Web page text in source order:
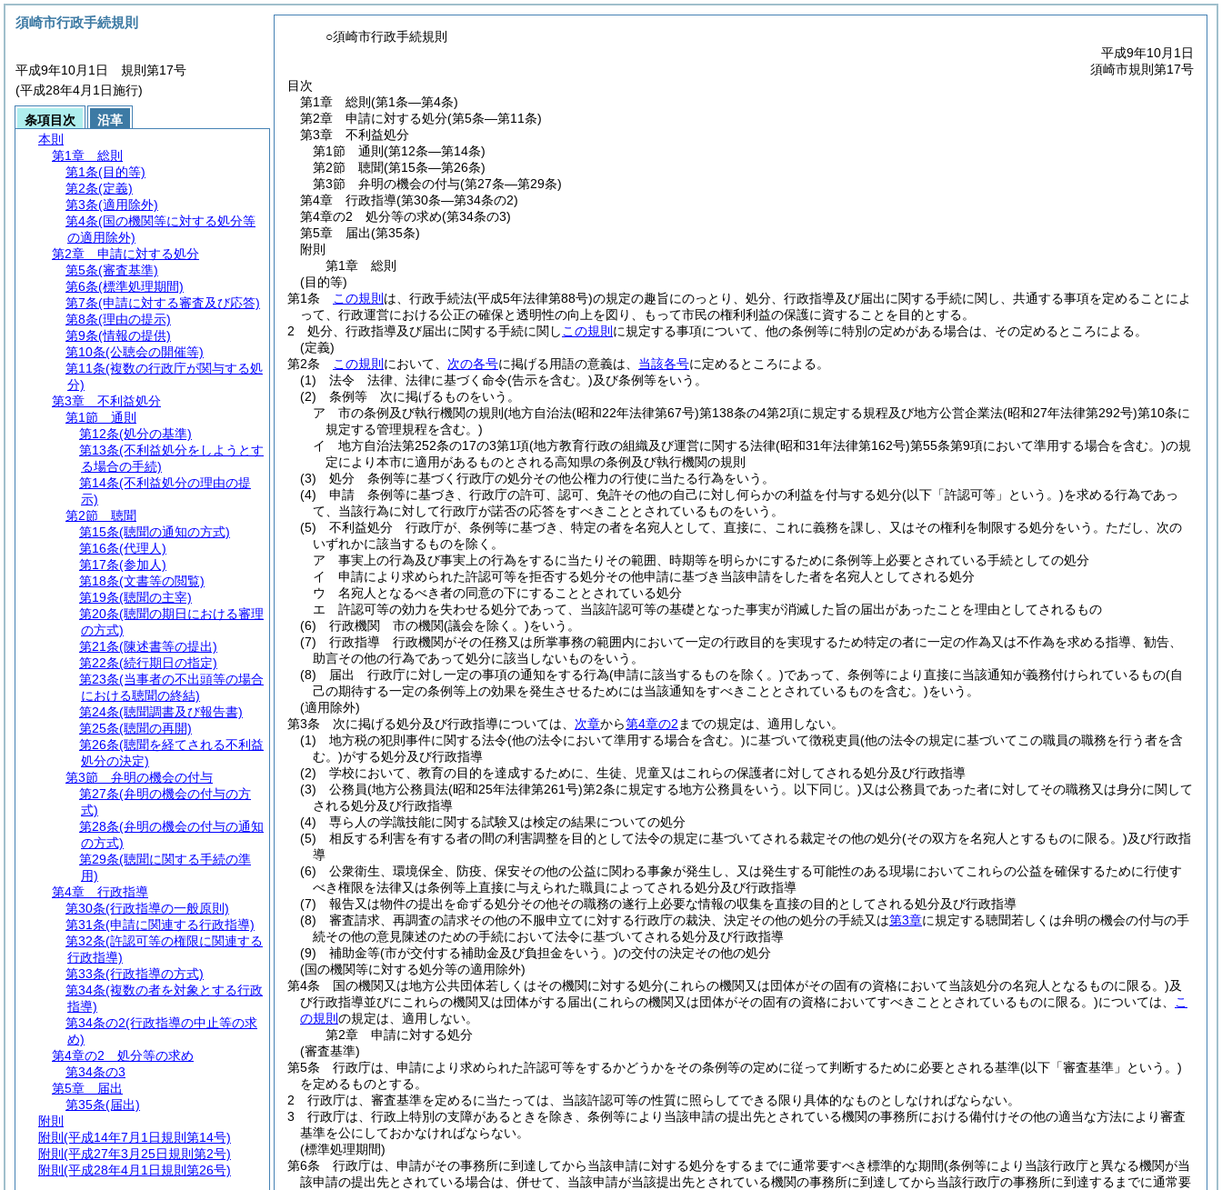
○須崎市行政手続規則
平成9年10月1日
須崎市規則第17号
目次
第1章
総則 (第1条―第4条)
第2章
申請に対する処分(第5条―第11条)
第3章
不利益処分
第1節
通則 (第12条―第14条)
第2節
聴聞(第15条―第26条)
第3節
弁明の機会の付与(第27条―第29条)
第4章
行政指導(第30条―第34条の2)
第4章の2
処分等の求め(第34条の3)
第5章
届出(第35条)
附則
第1章
総則
(目的等)
第1条
この規則 は、行政手続法(平成5年法律第88号)の規定の趣旨にのっとり、処分、行政指導及び届出に関する手続に関し、共通する事項を定めることによ
って、行政運営における公正の確保と透明性の向上を図り、もって市民の権利利益の保護に資することを目的とする。
2
処分、行政指導及び届出に関する手続に関し この規則 に規定する事項について、他の条例等に特別の定めがある場合は、その定めるところによる。
(定義)
第2条
この規則 において、 次の各号に掲げる用語の意義は、 当該各号に定めるところによる。
(1)
法令 法律、法律に基づく命令(告示を含む。)及び条例等をいう。
(2)
条例等 次に掲げるものをいう。
ア
市の条例及び執行機関の規則 (地方自治法(昭和22年法律第67号)第138条の4第2項に規定する規程及び地方公営企業法(昭和27年法律第292号)第10条に
規定する管理規程を含む。)
イ
地方自治法第252条の17の3第1項(地方教育行政の組織及び運営に関する法律(昭和31年法律第162号)第55条第9項において準用する場合を含む。)の規
定により本市に適用があるものとされる高知県の条例及び執行機関の規則
(3)
処分 条例等に基づく行政庁の処分その他公権力の行使に当たる行為をいう。
(4)
申請 条例等に基づき、行政庁の許可、認可、免許その他の自己に対し何らかの利益を付与する処分(以下「許認可等」という。)を求める行為であっ
て、当該行為に対して行政庁が諾否の応答をすべきこととされているものをいう。
(5)
不利益処分 行政庁が、条例等に基づき、特定の者を名宛人として、直接に、これに義務を課し、又はその権利を制限する処分をいう。 ただし、次の
いずれかに該当するものを除く。
ア
事実上の行為及び事実上の行為をするに当たりその範囲、時期等を明らかにするために条例等上必要とされている手続としての処分
イ
申請により求められた許認可等を拒否する処分その他申請に基づき当該申請をした者を名宛人としてされる処分
ウ
名宛人となるべき者の同意の下にすることとされている処分
エ
許認可等の効力を失わせる処分であって、当該許認可等の基礎となった事実が消滅した旨の届出があったことを理由としてされるもの
(6)
行政機関 市の機関(議会を除く。)をいう。
(7)
行政指導 行政機関がその任務又は所掌事務の範囲内において一定の行政目的を実現するため特定の者に一定の作為又は不作為を求める指導、勧告、
助言その他の行為であって処分に該当しないものをいう。
(8)
届出 行政庁に対し一定の事項の通知をする行為(申請に該当するものを除く。)であって、条例等により直接に当該通知が義務付けられているもの(自
己の期待する一定の条例等上の効果を発生させるためには当該通知をすべきこととされているものを含む。)をいう。
(適用除外)
第3条
次に掲げる処分及び行政指導については、 次章から第4章の2 までの規定は、適用しない。
(1)
地方税の犯則事件に関する法令(他の法令において準用する場合を含む。)に基づいて徴税吏員(他の法令の規定に基づいてこの職員の職務を行う者を含
む。)がする処分及び行政指導
(2)
学校において、教育の目的を達成するために、生徒、児童又はこれらの保護者に対してされる処分及び行政指導
(3)
公務員(地方公務員法(昭和25年法律第261号)第2条に規定する地方公務員をいう。以下同じ。)又は公務員であった者に対してその職務又は身分に関して
される処分及び行政指導
(4)
専ら人の学識技能に関する試験又は検定の結果についての処分
(5)
相反する利害を有する者の間の利害調整を目的として法令の規定に基づいてされる裁定その他の処分(その双方を名宛人とするものに限る。)及び行政指
導
(6)
公衆衛生、環境保全、防疫、保安その他の公益に関わる事象が発生し、又は発生する可能性のある現場においてこれらの公益を確保するために行使す
べき権限を法律又は条例等上直接に与えられた職員によってされる処分及び行政指導
(7)
報告又は物件の提出を命ずる処分その他その職務の遂行上必要な情報の収集を直接の目的としてされる処分及び行政指導
(8)
審査請求、再調査の請求その他の不服申立てに対する行政庁の裁決、決定その他の処分の手続又は第3章に規定する聴聞若しくは弁明の機会の付与の手
続その他の意見陳述のための手続において法令に基づいてされる処分及び行政指導
(9)
補助金等(市が交付する補助金及び負担金をいう。)の交付の決定その他の処分
(国の機関等に対する処分等の適用除外)
第4条
国の機関又は地方公共団体若しくはその機関に対する処分(これらの機関又は団体がその固有の資格において当該処分の名宛人となるものに限る。)及
び行政指導並びにこれらの機関又は団体がする届出(これらの機関又は団体がその固有の資格においてすべきこととされているものに限る。)については、
こ
の規則 の規定は、適用しない。
第2章
申請に対する処分
(審査基準)
第5条
行政庁は、申請により求められた許認可等をするかどうかをその条例等の定めに従って判断するために必要とされる基準(以下「審査基準」という。)
を定めるものとする。
2
行政庁は、審査基準を定めるに当たっては、当該許認可等の性質に照らしてできる限り具体的なものとしなければならない。
3
行政庁は、行政上特別の支障があるときを除き、条例等により当該申請の提出先とされている機関の事務所における備付けその他の適当な方法により審査
基準を公にしておかなければならない。
(標準処理期間)
第6条
行政庁は、申請がその事務所に到達してから当該申請に対する処分をするまでに通常要すべき標準的な期間(条例等により当該行政庁と異なる機関が当
該申請の提出先とされている場合は、併せて、当該申請が当該提出先とされている機関の事務所に到達してから当該行政庁の事務所に到達するまでに通常要
須崎市行政手続規則
平成9年10月1日 規則第17号
(平成28年4月1日施行)
条項目次
沿革
本則
第1章
総則
第1条(目的等)
第2条(定義)
第3条(適用除外)
第4条(国の機関等に対する処分等
の適用除外)
第2章
申請に対する処分
第5条(審査基準)
第6条(標準処理期間)
第7条(申請に対する審査及び応答)
第8条(理由の提示)
第9条(情報の提供)
第10条(公聴会の開催等)
第11条(複数の行政庁が関与する処
分)
第3章
不利益処分
第1節
通則
第12条(処分の基準)
第13条(不利益処分をしようとす
る場合の手続)
第14条(不利益処分の理由の提
示)
第2節
聴聞
第15条(聴聞の通知の方式)
第16条(代理人)
第17条(参加人)
第18条(文書等の閲覧)
第19条(聴聞の主宰)
第20条(聴聞の期日における審理
の方式)
第21条(陳述書等の提出)
第22条(続行期日の指定)
第23条(当事者の不出頭等の場合
における聴聞の終結)
第24条(聴聞調書及び報告書)
第25条(聴聞の再開)
第26条(聴聞を経てされる不利益
処分の決定)
第3節
弁明の機会の付与
第27条(弁明の機会の付与の方
式)
第28条(弁明の機会の付与の通知
の方式)
第29条(聴聞に関する手続の準
用)
第4章
行政指導
第30条(行政指導の一般原則)
第31条(申請に関連する行政指導)
第32条(許認可等の権限に関連する
行政指導)
第33条(行政指導の方式)
第34条(複数の者を対象とする行政
指導)
第34条の2(行政指導の中止等の求
め)
第4章の2
処分等の求め
第34条の3
第5章
届出
第35条(届出)
附則
附則 (平成14年7月1日規則第14号)
附則 (平成27年3月25日規則第2号)
附則 (平成28年4月1日規則第26号)